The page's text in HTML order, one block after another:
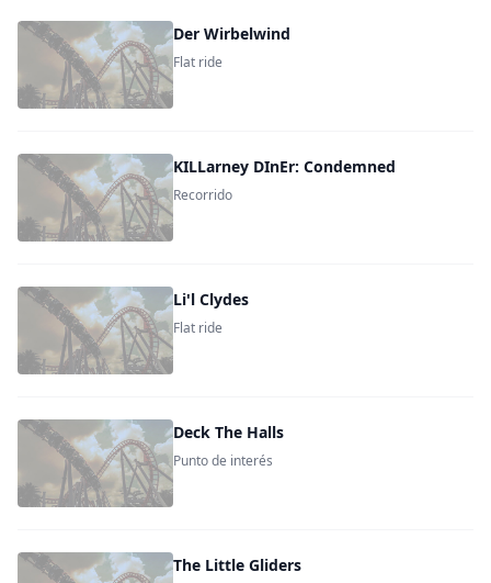
Der Wirbelwind
Flat ride
KILLarney DInEr: Condemned
Recorrido
Li'l Clydes
Flat ride
Deck The Halls
Punto de interés
The Little Gliders